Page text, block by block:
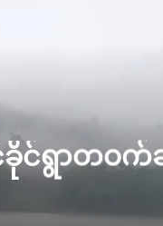
ခက်၊ ကုန်တင်
တ်နေရ